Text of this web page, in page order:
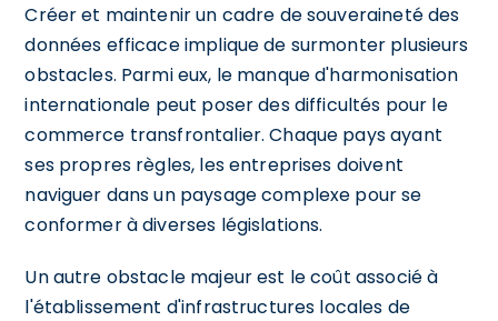
Créer et maintenir un cadre de souveraineté des
données efficace implique de surmonter plusieurs
obstacles. Parmi eux, le manque d'harmonisation
internationale peut poser des difficultés pour le
commerce transfrontalier. Chaque pays ayant
ses propres règles, les entreprises doivent
naviguer dans un paysage complexe pour se
conformer à diverses législations.
Un autre obstacle majeur est le coût associé à
l'établissement d'infrastructures locales de